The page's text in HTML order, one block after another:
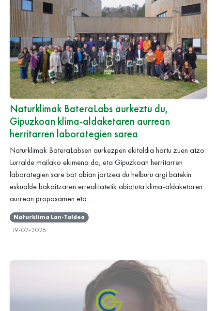
Naturklimak BateraLabs aurkeztu du,
Gipuzkoan klima-aldaketaren aurrean
herritarren laborategien sarea
Naturklimak BateraLabsen aurkezpen ekitaldia hartu zuen atzo.
Lurralde mailako ekimena da, eta Gipuzkoan herritarren
laborategien sare bat abian jartzea du helburu argi batekin:
eskualde bakoitzaren errealitatetik abiatuta klima-aldaketaren
aurrean proposamen eta …
Naturklima Lan-Taldea
19-02-2026